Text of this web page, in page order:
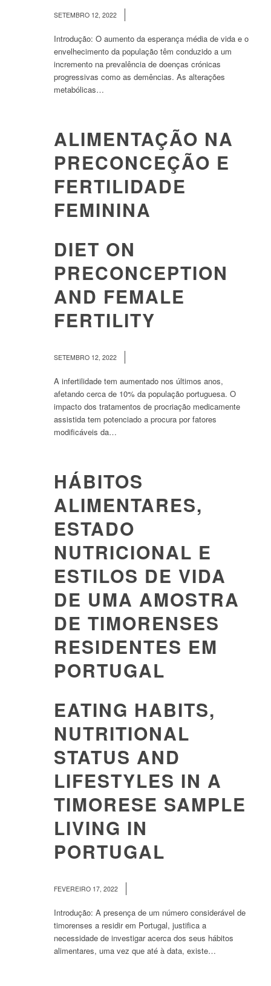
SETEMBRO 12, 2022
Introdução: O aumento da esperança média de vida e o
envelhecimento da população têm conduzido a um
incremento na prevalência de doenças crónicas
progressivas como as demências. As alterações
metabólicas…
ALIMENTAÇÃO NA
PRECONCEÇÃO E
FERTILIDADE
FEMININA
DIET ON
PRECONCEPTION
AND FEMALE
FERTILITY
SETEMBRO 12, 2022
A infertilidade tem aumentado nos últimos anos,
afetando cerca de 10% da população portuguesa. O
impacto dos tratamentos de procriação medicamente
assistida tem potenciado a procura por fatores
modificáveis da…
HÁBITOS
ALIMENTARES,
ESTADO
NUTRICIONAL E
ESTILOS DE VIDA
DE UMA AMOSTRA
DE TIMORENSES
RESIDENTES EM
PORTUGAL
EATING HABITS,
NUTRITIONAL
STATUS AND
LIFESTYLES IN A
TIMORESE SAMPLE
LIVING IN
PORTUGAL
FEVEREIRO 17, 2022
Introdução: A presença de um número considerável de
timorenses a residir em Portugal, justifica a
necessidade de investigar acerca dos seus hábitos
alimentares, uma vez que até à data, existe…